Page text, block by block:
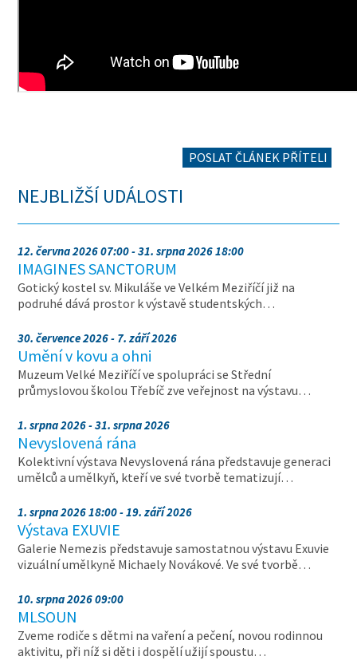
POSLAT ČLÁNEK PŘÍTELI
NEJBLIŽŠÍ UDÁLOSTI
12. června 2026 07:00 - 31. srpna 2026 18:00
IMAGINES SANCTORUM
Gotický kostel sv. Mikuláše ve Velkém Meziříčí již na
podruhé dává prostor k výstavě studentských…
30. července 2026 - 7. září 2026
Umění v kovu a ohni
Muzeum Velké Meziříčí ve spolupráci se Střední
průmyslovou školou Třebíč zve veřejnost na výstavu…
1. srpna 2026 - 31. srpna 2026
Nevyslovená rána
Kolektivní výstava Nevyslovená rána představuje generaci
umělců a umělkyň, kteří ve své tvorbě tematizují…
1. srpna 2026 18:00 - 19. září 2026
Výstava EXUVIE
Galerie Nemezis představuje samostatnou výstavu Exuvie
vizuální umělkyně Michaely Novákové. Ve své tvorbě…
10. srpna 2026 09:00
MLSOUN
Zveme rodiče s dětmi na vaření a pečení, novou rodinnou
aktivitu, při níž si děti i dospělí užijí spoustu…